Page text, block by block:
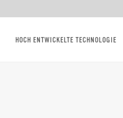
HOCH ENTWICKELTE TECHNOLOGIE